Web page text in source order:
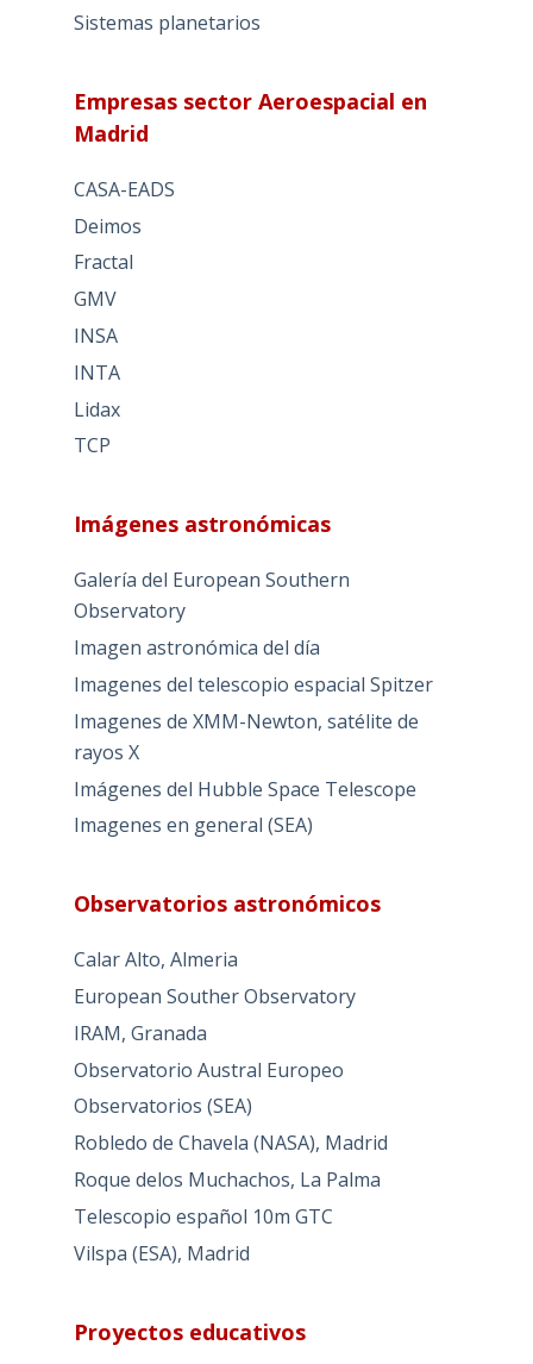
Sistemas planetarios
Empresas sector Aeroespacial en
Madrid
CASA-EADS
Deimos
Fractal
GMV
INSA
INTA
Lidax
TCP
Imágenes astronómicas
Galería del European Southern
Observatory
Imagen astronómica del día
Imagenes del telescopio espacial Spitzer
Imagenes de XMM-Newton, satélite de
rayos X
Imágenes del Hubble Space Telescope
Imagenes en general (SEA)
Observatorios astronómicos
Calar Alto, Almeria
European Souther Observatory
IRAM, Granada
Observatorio Austral Europeo
Observatorios (SEA)
Robledo de Chavela (NASA), Madrid
Roque delos Muchachos, La Palma
Telescopio español 10m GTC
Vilspa (ESA), Madrid
Proyectos educativos